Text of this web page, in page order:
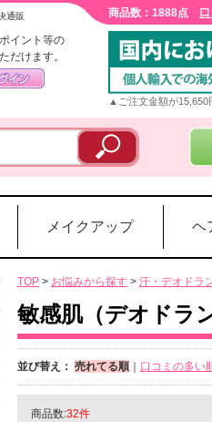
通販 商品数：1888点
イント等の
だけます。
▲ご注文金額が15,650
メイクアップ ヘ
TOP > お悩みから探す > 汗・デオドラ
敏感肌（デオドラ
並び替え： 売れてる順 口コミの多い
商品数:32件